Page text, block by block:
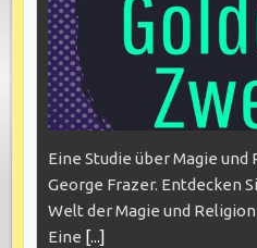
Eine Studie über Magie und
George Frazer. Entdecken
Welt der Magie und
Eine [...]